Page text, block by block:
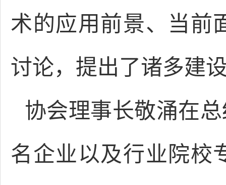
术的应用前景、当前
讨论，提出了诸多建
协会理事长敬涌在
名企业以及行业院校